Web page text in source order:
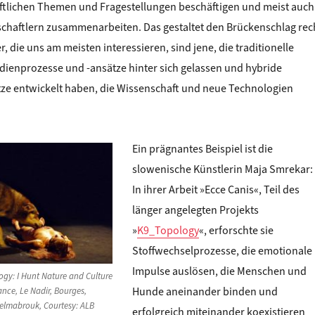
Themen und Fragestellungen beschäftigen und meist auch
zusammenarbeiten. Das gestaltet den Brückenschlag
die uns am meisten interessieren, sind jene, die traditionelle
und -ansätze hinter sich gelassen und hybride
entwickelt haben, die Wissenschaft und neue Technologien
I Hunt Nature and Culture
Le Nadir, Bourges,
Courtesy: ALB
Ein prägnantes Beispiel ist die
slowenische Künstlerin Maja Smrekar:
In ihrer Arbeit »Ecce Canis«, Teil des
länger angelegten Projekts
»K9_Topology«, erforschte sie
Stoffwechselprozesse, die emotionale
Impulse auslösen, die Menschen und
Hunde aneinander binden und
erfolgreich miteinander koexistieren